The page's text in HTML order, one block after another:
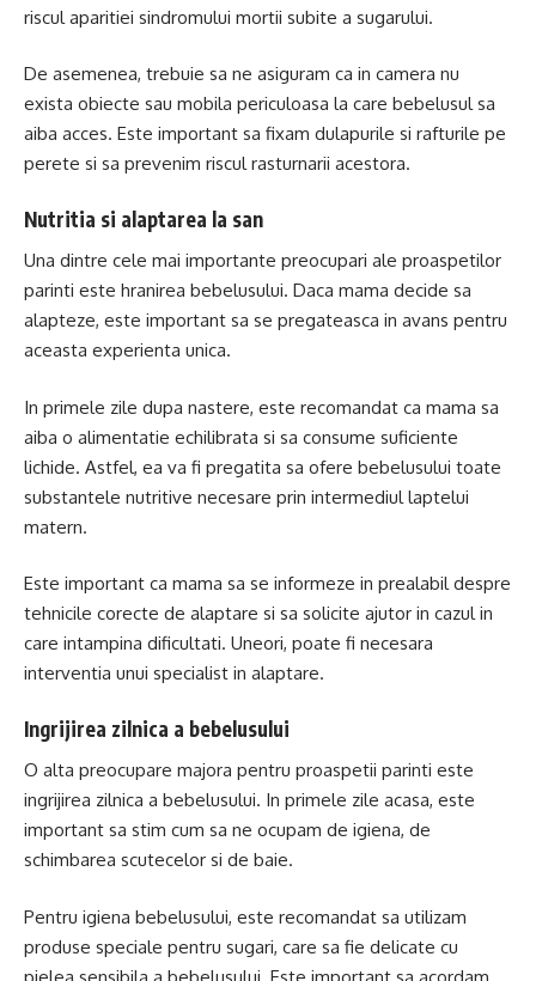
riscul aparitiei sindromului mortii subite a sugarului.
De asemenea, trebuie sa ne asiguram ca in camera nu
exista obiecte sau mobila periculoasa la care bebelusul sa
aiba acces. Este important sa fixam dulapurile si rafturile pe
perete si sa prevenim riscul rasturnarii acestora.
Nutritia si alaptarea la san
Una dintre cele mai importante preocupari ale proaspetilor
parinti este hranirea bebelusului. Daca mama decide sa
alapteze, este important sa se pregateasca in avans pentru
aceasta experienta unica.
In primele zile dupa nastere, este recomandat ca mama sa
aiba o alimentatie echilibrata si sa consume suficiente
lichide. Astfel, ea va fi pregatita sa ofere bebelusului toate
substantele nutritive necesare prin intermediul laptelui
matern.
Este important ca mama sa se informeze in prealabil despre
tehnicile corecte de alaptare si sa solicite ajutor in cazul in
care intampina dificultati. Uneori, poate fi necesara
interventia unui specialist in alaptare.
Ingrijirea zilnica a bebelusului
O alta preocupare majora pentru proaspetii parinti este
ingrijirea zilnica a bebelusului. In primele zile acasa, este
important sa stim cum sa ne ocupam de igiena, de
schimbarea scutecelor si de baie.
Pentru igiena bebelusului, este recomandat sa utilizam
produse speciale pentru sugari, care sa fie delicate cu